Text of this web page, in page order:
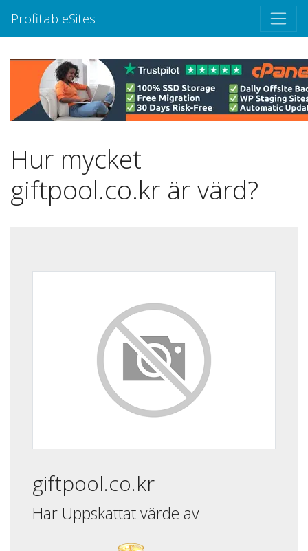
ProfitableSites
Hur mycket
giftpool.co.kr är värd?
giftpool.co.kr
Har Uppskattat värde av